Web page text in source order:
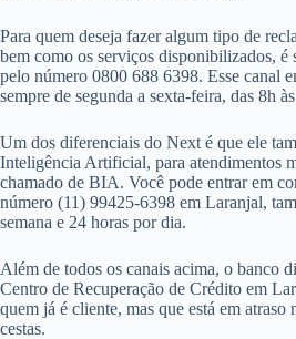
Para quem deseja fazer algum tipo de
bem como os serviços disponibilizados,
pelo número 0800 688 6398. Esse canal
sempre de segunda a sexta-feira, das 8h
Um dos diferenciais do Next é que ele
Inteligência Artificial, para atendimentos
chamado de BIA. Você pode entrar em
número (11) 99425-6398 em Laranjal,
semana e 24 horas por dia.
Além de todos os canais acima, o banco
Centro de Recuperação de Crédito em
quem já é cliente, mas que está em atraso
cestas.